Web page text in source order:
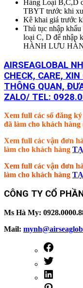
Hàng Loại B,C,D
TBYT trước khi
Kê khai giá trước
Thủ tục nhập
loại C, D để nhập
HÀNH LƯU
AIRSEAGLOBAL
CHECK, CARE,
THÔNG QUAN,
ZALO/ TEL:
Xem full các số đăng
đã làm cho khách
Xem full các vận đơn
làm cho khách hàng
Xem full các vận đơn
làm cho khách hàng
CÔNG TY CỔ
Ms Hà My:
Mail: